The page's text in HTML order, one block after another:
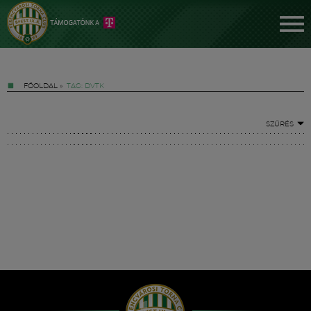
FŐOLDAL » TAG: DVTK
SZŰRÉS
Hírek